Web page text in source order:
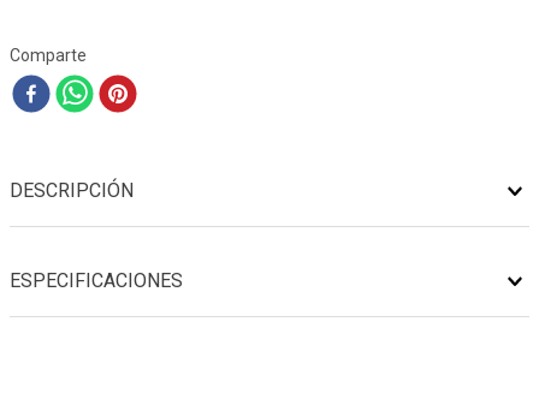
Comparte
DESCRIPCIÓN
ESPECIFICACIONES